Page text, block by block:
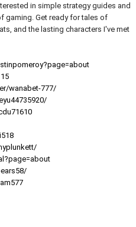
in simple strategy guides and
gaming. Get ready for tales of
and the lasting characters I've met
wanabet-777/